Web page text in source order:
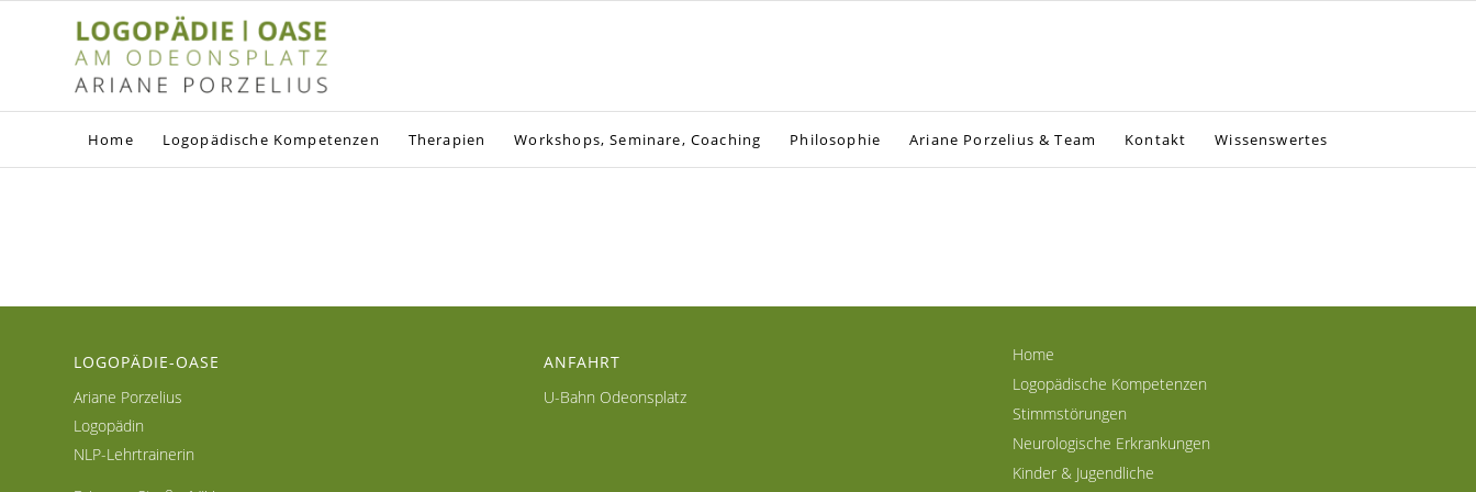
Home Logopädische Kompetenzen Therapien Workshops, Seminare, Coaching Philosophie Ariane Porzelius & Team Kontakt Wissenswertes
LOGOPÄDIE-OASE
Ariane Porzelius
Logopädin
NLP-Lehrtrainerin
ANFAHRT
U-Bahn Odeonsplatz
Home
Logopädische Kompetenzen
Stimmstörungen
Neurologische Erkrankungen
Kinder & Jugendliche